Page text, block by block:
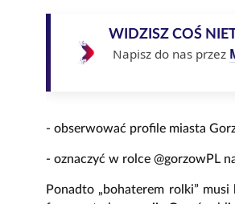
WIDZISZ COŚ
Napisz do nas przez
- obserwować profile miasta
- oznaczyć w rolce @gorzowPL
Ponadto „bohaterem rolki”